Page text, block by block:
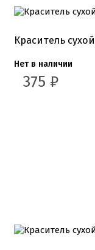
Краситель
Нет в наличии
375 ₽